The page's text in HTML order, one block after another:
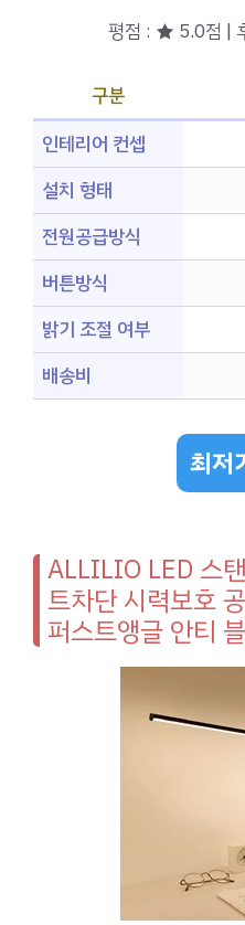
평점 : ★ 5.0점 |
구분
인테리어 컨셉
설치 형태
전원공급방식
버튼방식
밝기 조절 여부
배송비
최저
ALLILIO LED 스
트차단 시력보호
퍼스트앵글 안티